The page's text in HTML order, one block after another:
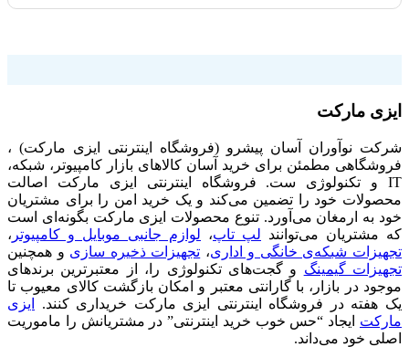
ایزی مارکت
شرکت نوآوران آسان پیشرو (فروشگاه اینترنتی ایزی مارکت) ،
فروشگاهی مطمئن برای خرید آسان کالاهای بازار کامپیوتر، شبکه،
IT و تکنولوژی ست. فروشگاه اینترنتی ایزی مارکت اصالت
محصولات خود را تضمین می‌کند و یک خرید امن را برای مشتریان
خود به ارمغان می‌آورد. تنوع محصولات ایزی مارکت بگونه‌ای است
که مشتریان می‌توانند لپ تاپ، لوازم جانبی موبایل و کامپیوتر ،
تجهیزات شبکه‌ی خانگی و اداری، تجهیزات ذخیره سازی و همچنین
تجهیزات گیمینگ و گجت‌های تکنولوژی را، از معتبرترین برندهای
موجود در بازار، با گارانتی معتبر و امکان بازگشت کالای معیوب تا
یک هفته در فروشگاه اینترنتی ایزی مارکت خریداری کنند.
ایزی
مارکت ایجاد “حس خوب خرید اینترنتی” در مشتریانش را ماموریت
اصلی خود می‌داند.